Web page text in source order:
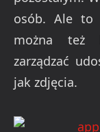
osób. Ale to
można też
zarządzać
jak zdjęcia.